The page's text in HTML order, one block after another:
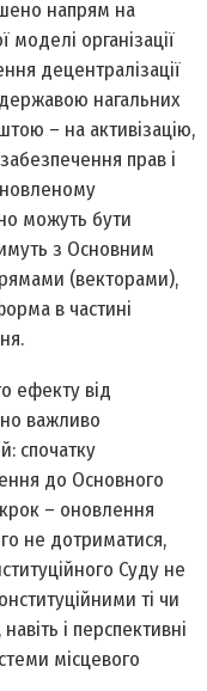
напрям на
організації
децентралізації
нагальних
– на активізацію,
прав і
можуть бути
з Основним
(векторами),
в частині
ефекту від
важливо
спочатку
до Основного
– оновлення
не дотриматися,
Суду не
ті чи
і перспективні
місцевого